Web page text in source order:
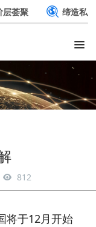
层荟聚 缔造私
812
于12月开始